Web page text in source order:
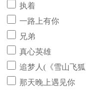
执着
一路上有你
兄弟
真心英雄
追梦人(《雪山飞
那天晚上遇见你